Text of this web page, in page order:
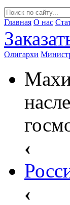
Главная О нас
Олигархи
‹
‹